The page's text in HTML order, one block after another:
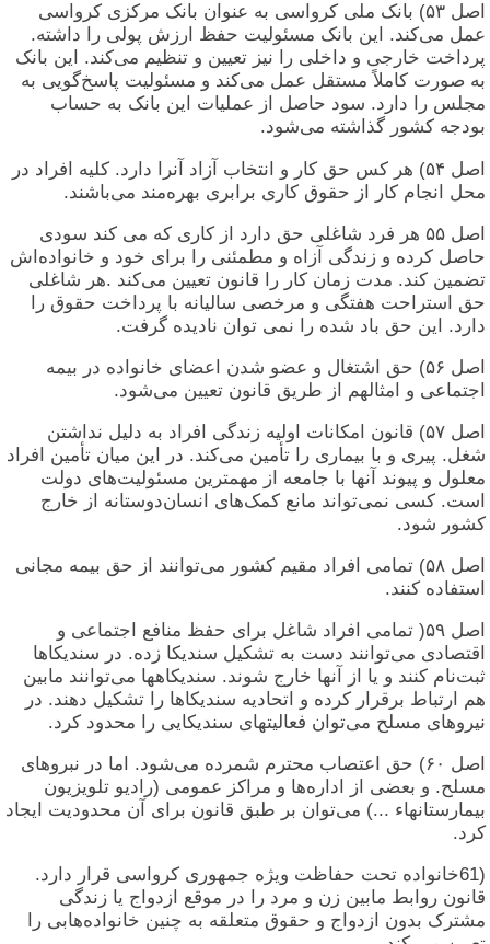
اصل ۵۳) بانک ملی کرواسی به عنوان بانک مرکزی کرواسی
عمل می‌کند. این بانک مسئولیت حفظ ارزش پولی را داشته.
پرداخت خارجی و داخلی را نیز تعیین و تنظیم می‌کند. این بانک
به صورت کاملاً مستقل عمل می‌کند و مسئولیت پاسخ‌گویی به
مجلس را دارد. سود حاصل از عملیات این بانک به حساب
بودجه کشور گذاشته می‌شود.
اصل ۵۴) هر کس حق کار و انتخاب آزاد آنرا دارد. کلیه افراد در
محل انجام کار از حقوق کاری برابری بهره‌مند می‌باشند.
اصل ۵۵ هر فرد شاغلی حق دارد از کاری که می‌ کند سودی
حاصل کرده و زندگی آزاه و مطمئنی را برای خود و خانواده‌اش
تضمین کند. مدت زمان کار را قانون تعیین می‌کند .هر شاغلی
حق استراحت هفتگی و مرخصی سالیانه با پرداخت حقوق را
دارد. این حق باد شده را نمی توان نادیده گرفت.
اصل ۵۶) حق اشتغال و عضو شدن اعضای خانواده در بیمه
اجتماعی و امثالهم از طریق قانون تعیین می‌شود.
اصل ۵۷) قانون امکانات اولیه زندگی افراد به دلیل نداشتن
شغل. پیری و با بیماری را تأمین می‌کند. در این میان تأمین افراد
معلول و پیوند آنها با جامعه از مهمترین مسئولیت‌های دولت
است. کسی نمی‌تواند مانع کمک‌های انسان‌دوستانه از خارج
کشور شود.
اصل ۵۸) تمامی افراد مقیم کشور می‌توانند از حق بیمه مجانی
استفاده کنند.
اصل ‎)۵٩‏ تمامی افراد شاغل برای حفظ منافع اجتماعی و
اقتصادی می‌توانند دست به تشکیل سندیکا زده. در سندیکاها
ثبت‌نام کنند و یا از آنها خارج شوند. سندیکاهها می‌توانند مابین
هم ارتباط برقرار کرده و اتحادیه سندیکاها را تشکیل دهند. در
نیروهای مسلح می‌توان فعالیتهای سندیکایی را محدود کرد.
اصل ۶۰) حق اعتصاب محترم شمرده می‌شود. اما در نبروهای
مسلح. و بعضی از اداره‌ها و مراکز عمومی (رادیو تلویزیون
بیمارستانهاء ...) می‌توان بر طبق قانون برای آن محدودیت ایجاد
کرد.
(61خانواده تحت حفاظت ویژه جمهوری کرواسی قرار دارد.
قانون روابط مابین زن و مرد را در موقع ازدواج يا زندگی
مشترک بدون ازدواج و حقوق متعلقه به چنین خانواده‌هابی را